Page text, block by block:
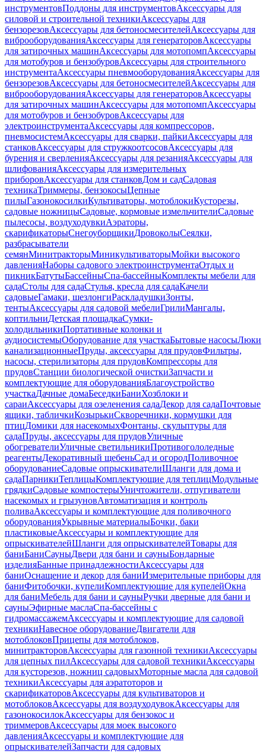
инструментовПоддоны для инструментовАксессуары для
силовой и строительной техникиАксессуары для
бензорезовАксессуары для бетоносмесителейАксессуары для
виброоборудованияАксессуары для генераторовАксессуары
для затирочных машинАксессуары для мотопомпАксессуары
для мотобуров и бензобуровАксессуары для строительного
инструментаАксессуары пневмооборудованияАксессуары для
бензорезовАксессуары для бетоносмесителейАксессуары для
виброоборудованияАксессуары для генераторовАксессуары
для затирочных машинАксессуары для мотопомпАксессуары
для мотобуров и бензобуровАксессуары для
электроинструментаАксессуары для компрессоров,
пневмосистемАксессуары для сварки, пайкиАксессуары для
станковАксессуары для стружкоотсосовАксессуары для
бурения и сверленияАксессуары для резанияАксессуары для
шлифованияАксессуары для измерительных
приборовАксессуары для станковДом и садСадовая
техникаТриммеры, бензокосыЦепные
пилыГазонокосилкиКультиваторы, мотоблокиКусторезы,
садовые ножницыСадовые, кормовые измельчителиСадовые
пылесосы, воздуходувкиАэраторы,
скарификаторыСнегоуборщикиДровоколыСеялки,
разбрасыватели
семянМинитракторыМиникультиваторыМойки высокого
давленияНаборы садового электроинструментаОтдых и
пикникБатутыБассейныСпа-бассейныКомплекты мебели для
садаСтолы для садаСтулья, кресла для садаКачели
садовыеГамаки, шезлонгиРаскладушкиЗонты,
тентыАксессуары для садовой мебелиГрилиМангалы,
коптильниДетская площадкаСумки-
холодильникиПортативные колонки и
аудиосистемыОборудование для участкаБытовые насосыЛюки
канализационныеПруды, аксессуары для прудовФильтры,
насосы, стерилизаторы для прудовКомпрессоры для
прудовСтанции биологической очисткиЗапчасти и
комплектующие для оборудованияБлагоустройство
участкаДачные домаБеседкиБаниХозблоки и
сараиАксессуары для озеленения садаДекор для садаПочтовые
ящики, табличкиКозырькиСкворечники, кормушки для
птицДомики для насекомыхФонтаны, скульптуры для
садаПруды, аксессуары для прудовУличные
обогревателиУличные светильникиПротивогололедные
реагентыДекоративный щебеньСад и огородПоливочное
оборудованиеСадовые опрыскивателиШланги для дома и
садаПарникиТеплицыКомплектующие для теплицМодульные
грядкиСадовые компостерыУничтожители, отпугиватели
насекомых и грызуновАвтоматизация и контроль
поливаАксессуары и комплектующие для поливочного
оборудованияУкрывные материалыБочки, баки
пластиковыеАксессуары и комплектующие для
опрыскивателейШланги для опрыскивателейТовары для
баниБаниСауныДвери для бани и сауныБондарные
изделияБанные принадлежностиАксессуары для
баниОснащение и декор для баниИзмерительные приборы для
баниФитобочки, купелиКомплектующие для купелейОкна
для баниМебель для бани и сауныРучки дверные для бани и
сауныЭфирные маслаСпа-бассейны с
гидромассажемАксессуары и комплектующие для садовой
техникиНавесное оборудованиеДвигатели для
мотоблоковПрицепы для мотоблоков,
минитракторовАксессуары для газонной техникиАксессуары
для цепных пилАксессуары для садовой техникиАксессуары
для кусторезов, ножниц садовыхМоторные масла для садовой
техникиАксессуары для аэратоторов и
скарификаторовАксессуары для культиваторов и
мотоблоковАксессуары для воздуходувокАксессуары для
газонокосилокАксессуары для бензокос и
триммеровАксессуары для моек высокого
давленияАксессуары и комплектующие для
опрыскивателейЗапчасти для садовых